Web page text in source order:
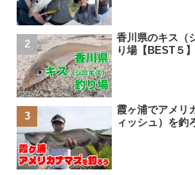
香川県のキス（
り場【BEST５】
霞ヶ浦でアメリ
ィッシュ）を釣